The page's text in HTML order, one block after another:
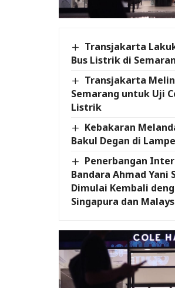
Transjakarta
Bus Listrik di
Transjakarta
Semarang untuk Uji
Listrik
Kebakaran
Bakul Degan di
Penerbangan
Bandara Ahmad Yani
Dimulai Kembali
Singapura dan